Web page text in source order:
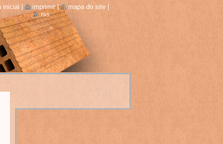
inicial imprimir | mapa do site
rss